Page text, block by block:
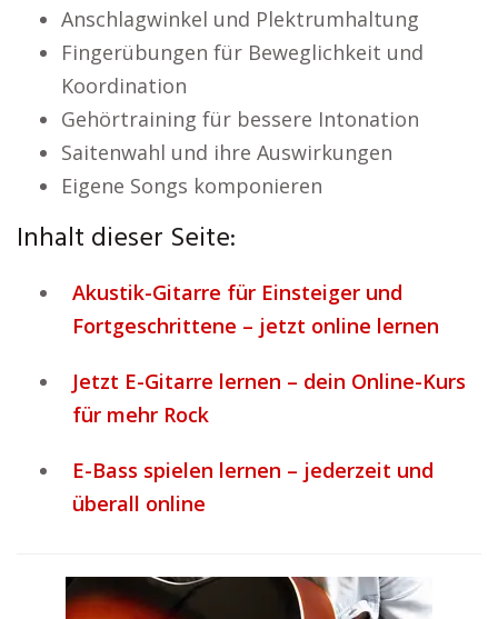
Anschlagwinkel und Plektrumhaltung
Fingerübungen für Beweglichkeit und
Koordination
Gehörtraining für bessere Intonation
Saitenwahl und ihre Auswirkungen
Eigene Songs komponieren
Inhalt dieser Seite:
Akustik-Gitarre für Einsteiger und
Fortgeschrittene – jetzt online lernen
Jetzt E-Gitarre lernen – dein Online-Kurs
für mehr Rock
E-Bass spielen lernen – jederzeit und
überall online